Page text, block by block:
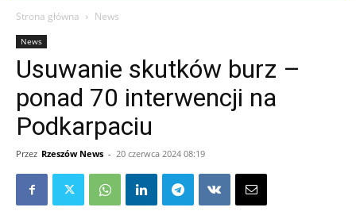
Strona główna News
News
Usuwanie skutków burz –
ponad 70 interwencji na
Podkarpaciu
Przez Rzeszów News - 20 czerwca 2024 08:19